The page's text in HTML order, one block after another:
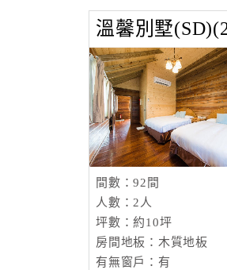
視野遼闊令人心曠神怡
在小墾丁牛仔渡假村內
於黃昏時分，可見落鷹
另外，佔地2000多坪，
俱樂部內有室外大型游
紅番射箭區、空氣槍射
溫馨別墅
間數：92間
人數：2人
坪數：約10坪
房間地板：木質地板
有無窗戶：有